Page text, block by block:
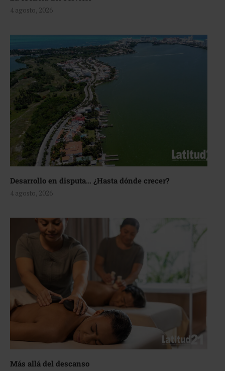
4 agosto, 2026
Desarrollo en disputa… ¿Hasta dónde crecer?
4 agosto, 2026
Más allá del descanso